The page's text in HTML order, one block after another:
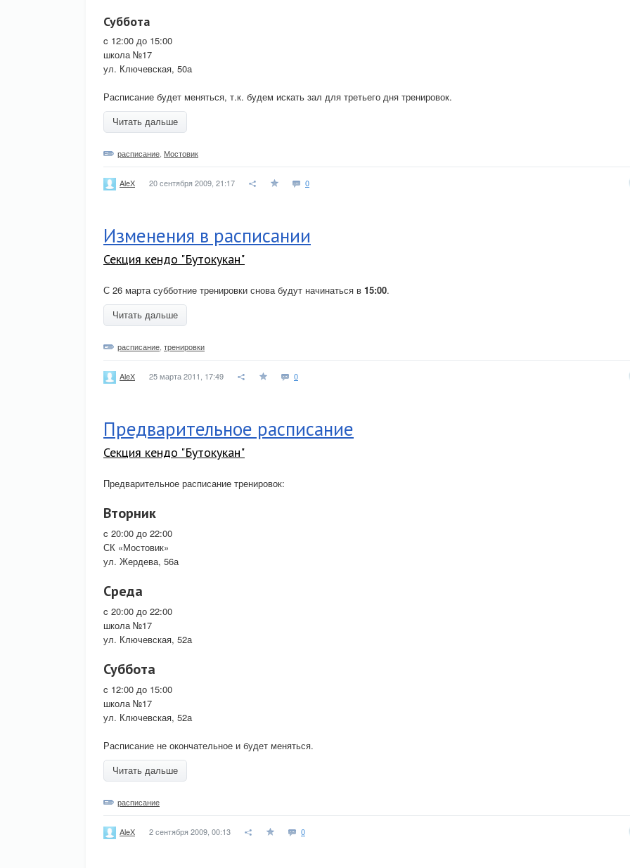
Суббота
c 12:00 до 15:00
школа №17
ул. Ключевская, 50а
Расписание будет меняться, т.к. будем искать зал для третьего дня тренировок.
Читать дальше
расписание Мостовик
AleX 20 сентября 2009, 21:17 0
Изменения в расписании
Секция кендо "Бутокукан"
С 26 марта субботние тренировки снова будут начинаться в 15:00.
Читать дальше
расписание тренировки
AleX 25 марта 2011, 17:49 0
Предварительное расписание
Секция кендо "Бутокукан"
Предварительное расписание тренировок:
Вторник
c 20:00 до 22:00
СК «Мостовик»
ул. Жердева, 56а
Среда
c 20:00 до 22:00
школа №17
ул. Ключевская, 52а
Суббота
c 12:00 до 15:00
школа №17
ул. Ключевская, 52а
Расписание не окончательное и будет меняться.
Читать дальше
расписание
AleX 2 сентября 2009, 00:13 0